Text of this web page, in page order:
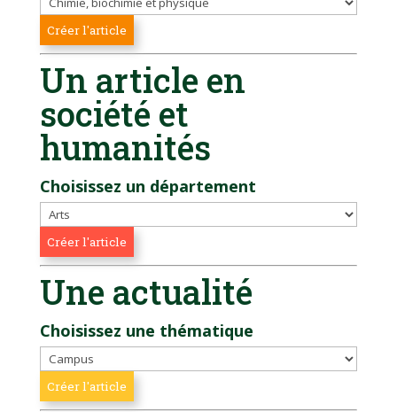
Un article en
société et
humanités
Choisissez un département
Une actualité
Choisissez une thématique